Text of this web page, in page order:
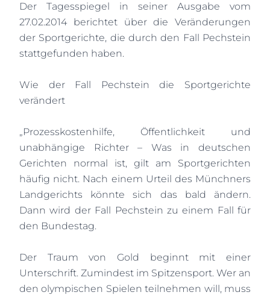
Der Tagesspiegel in seiner Ausgabe vom
27.02.2014 berichtet über die Veränderungen
der Sportgerichte, die durch den Fall Pechstein
stattgefunden haben.
Wie der Fall Pechstein die Sportgerichte
verändert
„Prozesskostenhilfe, Öffentlichkeit und
unabhängige Richter – Was in deutschen
Gerichten normal ist, gilt am Sportgerichten
häufig nicht. Nach einem Urteil des Münchners
Landgerichts könnte sich das bald ändern.
Dann wird der Fall Pechstein zu einem Fall für
den Bundestag.
Der Traum von Gold beginnt mit einer
Unterschrift. Zumindest im Spitzensport. Wer an
den olympischen Spielen teilnehmen will, muss